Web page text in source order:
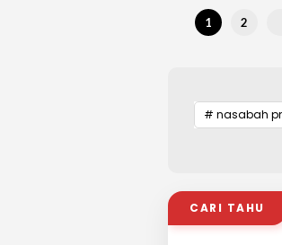
1 2
# nasabah
CARI TAHU